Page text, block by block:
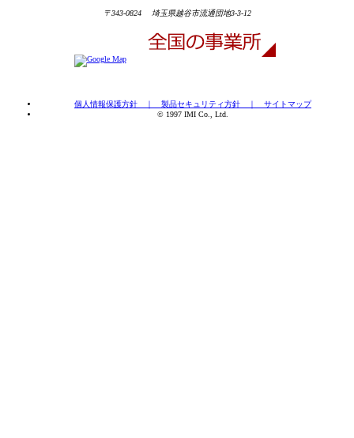
〒343-0824 埼玉県越谷市流通団地3-3-12
個人情報保護方針 ｜ 製品セキュリティ方針 ｜ サイトマップ
© 1997 IMI Co., Ltd.